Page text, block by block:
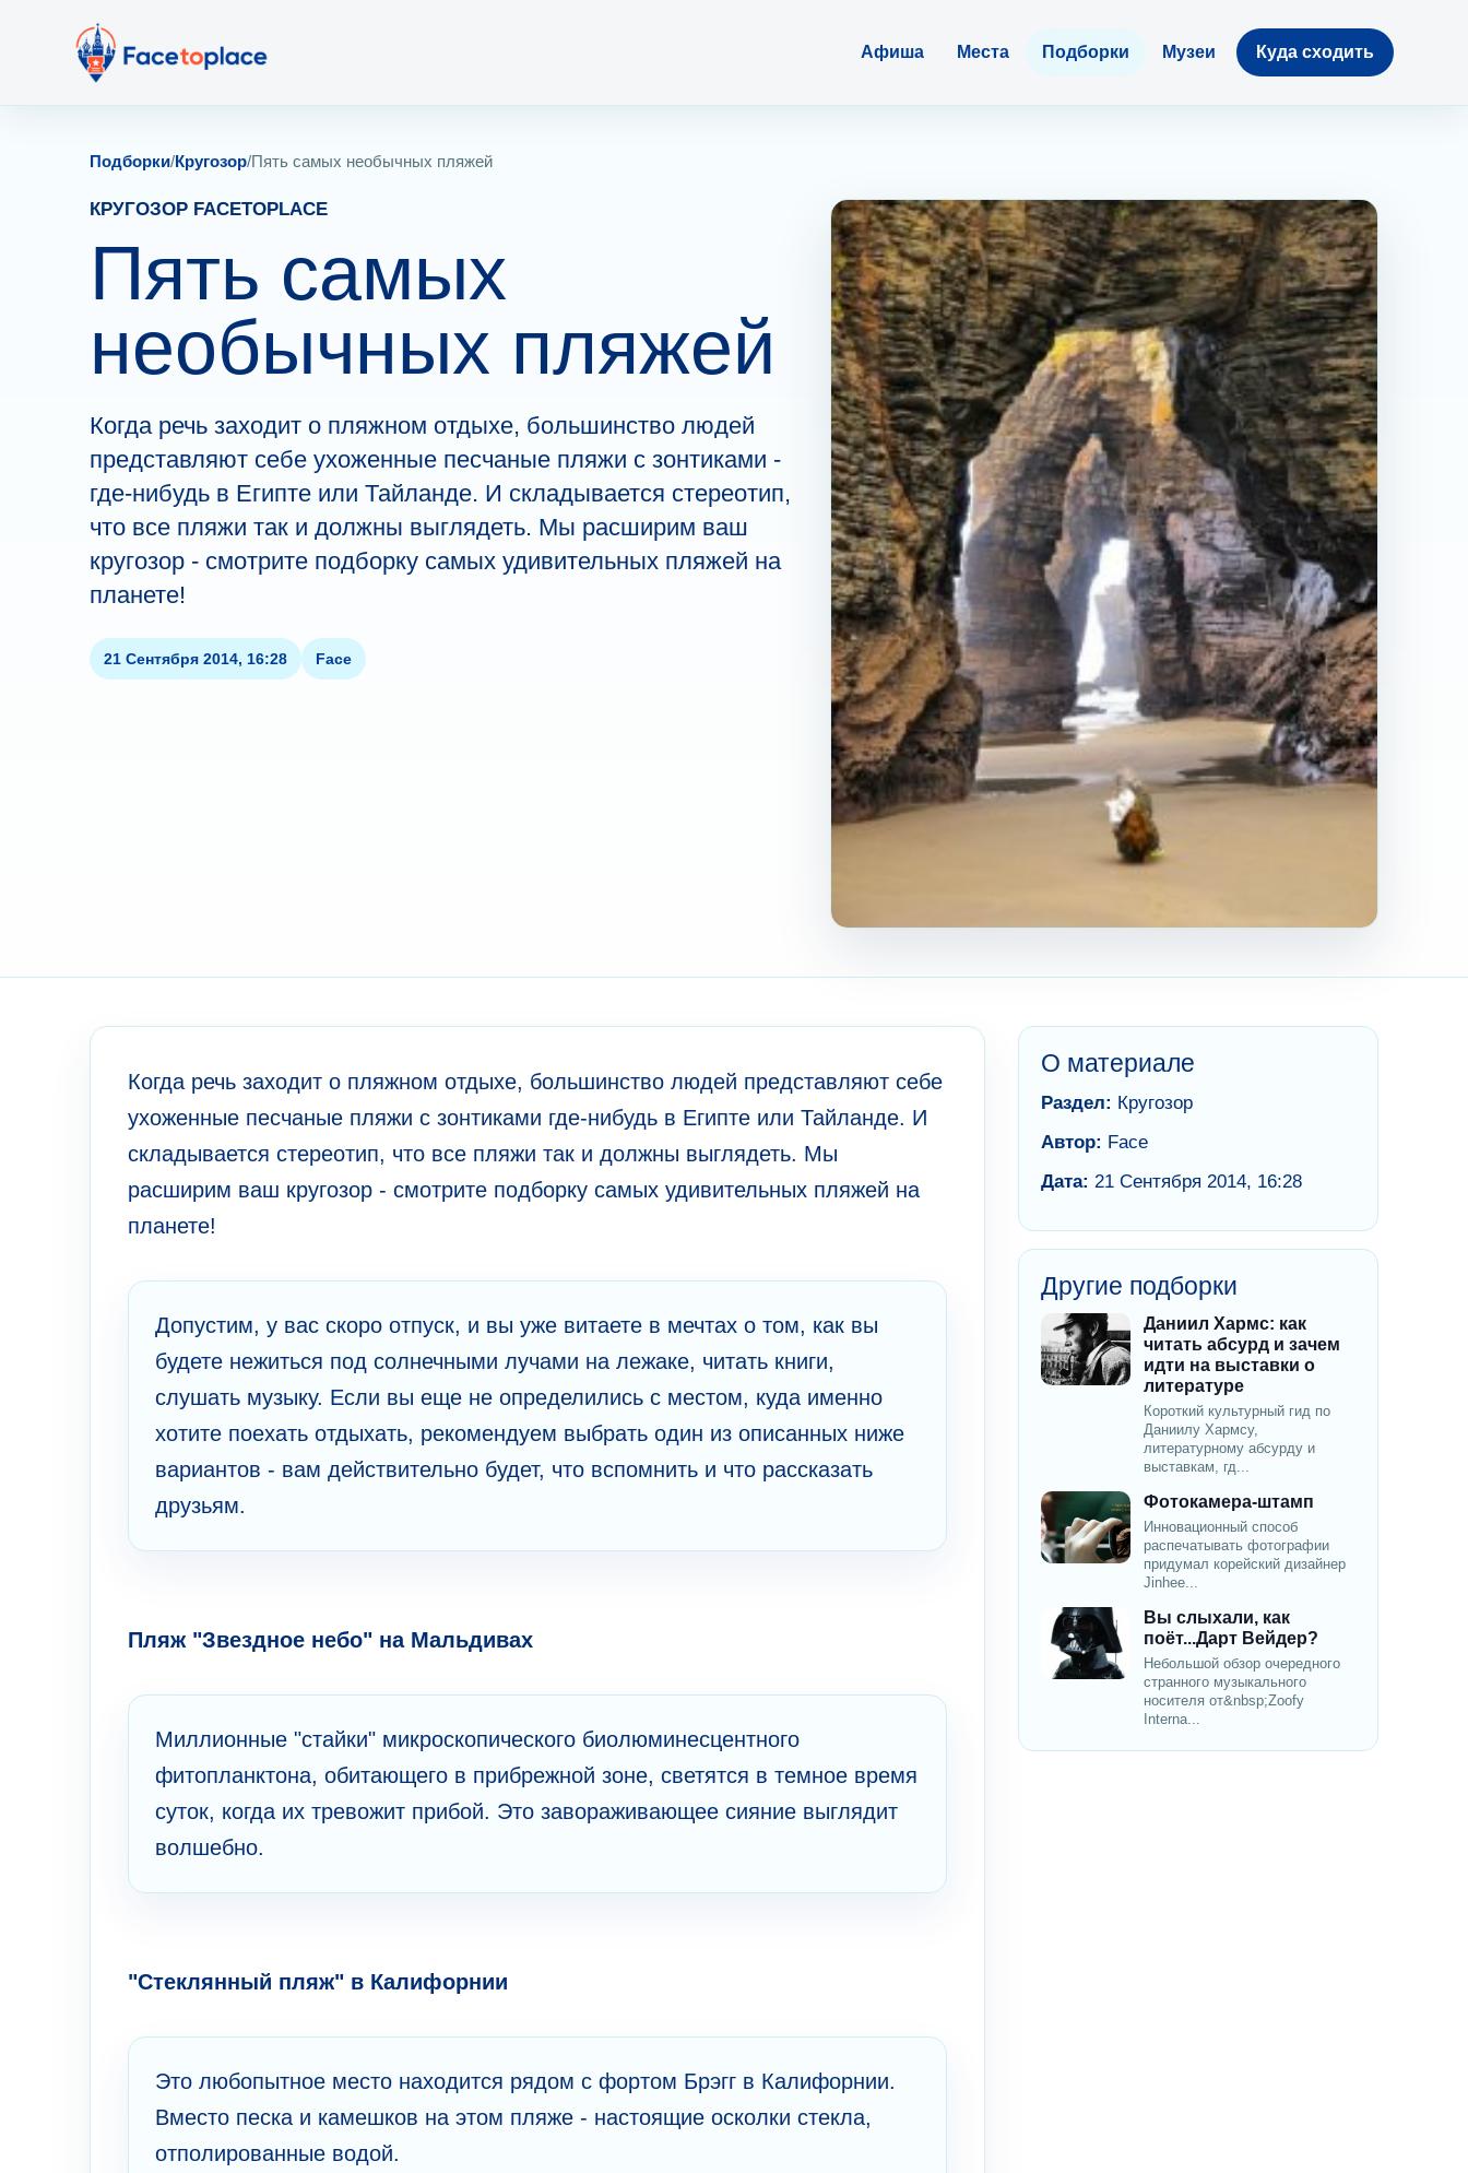
Афиша Места Подборки Музеи Куда сходить
Подборки/Кругозор/Пять самых необычных пляжей
КРУГОЗОР FACETOPLACE
Пять самых
необычных пляжей
Когда речь заходит о пляжном отдыхе, большинство людей
представляют себе ухоженные песчаные пляжи с зонтиками -
где-нибудь в Египте или Тайланде. И складывается стереотип,
что все пляжи так и должны выглядеть. Мы расширим ваш
кругозор - смотрите подборку самых удивительных пляжей на
планете!
21 Сентября 2014, 16:28 Face
Когда речь заходит о пляжном отдыхе, большинство людей представляют себе
ухоженные песчаные пляжи с зонтиками где-нибудь в Египте или Тайланде. И
складывается стереотип, что все пляжи так и должны выглядеть. Мы
расширим ваш кругозор - смотрите подборку самых удивительных пляжей на
планете!
Допустим, у вас скоро отпуск, и вы уже витаете в мечтах о том, как вы
будете нежиться под солнечными лучами на лежаке, читать книги,
слушать музыку. Если вы еще не определились с местом, куда именно
хотите поехать отдыхать, рекомендуем выбрать один из описанных ниже
вариантов - вам действительно будет, что вспомнить и что рассказать
друзьям.
Пляж "Звездное небо" на Мальдивах
Миллионные "стайки" микроскопического биолюминесцентного
фитопланктона, обитающего в прибрежной зоне, светятся в темное время
суток, когда их тревожит прибой. Это завораживающее сияние выглядит
волшебно.
"Стеклянный пляж" в Калифорнии
Это любопытное место находится рядом с фортом Брэгг в Калифорнии.
Вместо песка и камешков на этом пляже - настоящие осколки стекла,
отполированные водой.
О материале
Раздел: Кругозор
Автор: Face
Дата: 21 Сентября 2014, 16:28
Другие подборки
Даниил Хармс: как
читать абсурд и зачем
идти на выставки о
литературе
Короткий культурный гид по
Даниилу Хармсу,
литературному абсурду и
выставкам, гд...
Фотокамера-штамп
Инновационный способ
распечатывать фотографии
придумал корейский дизайнер
Jinhee...
Вы слыхали, как
поёт...Дарт Вейдер?
Небольшой обзор очередного
странного музыкального
носителя от&nbsp;Zoofy
Interna...